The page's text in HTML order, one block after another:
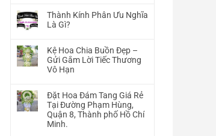
Hoa
Tang
Chia
Buồn
–
Đám
Tang
Đẹp
có
bình
luận
Những
Mẫu
Kệ
Hiện
Đại
Nhưng
Không
Thành Kính Phân Ưu Nghĩa
Là Gì?
có
bình
luận
ở
Kính
Phân
Ưu
Nghĩa
Kệ Hoa Chia Buồn Đẹp –
Gửi Gắm Lời Tiếc Thương
Vô Hạn
có
bình
luận
ở
Kệ
Đặt Hoa Đám Tang Giá Rẻ
Tại Đường Phạm Hùng,
Quận 8, Thành phố Hồ Chí
Minh.